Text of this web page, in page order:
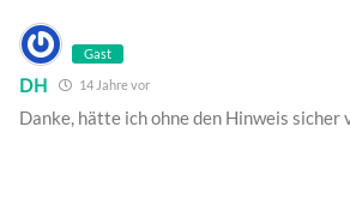
Gast
DH 14 Jahre vor
Danke, hätte ich ohne den Hinweis sicher